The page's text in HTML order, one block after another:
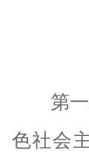
第一
色社会